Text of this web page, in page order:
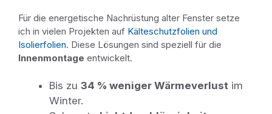
Für die energetische Nachrüstung alter Fenster setze
ich in vielen Projekten auf Kälteschutzfolien und
Isolierfolien. Diese Lösungen sind speziell für die
Innenmontage entwickelt.
Bis zu 34 % weniger Wärmeverlust im
Winter.